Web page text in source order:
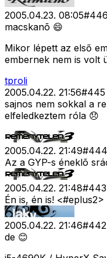
2005.04.23. 08:05#446
macskanõ 😄
Mikor lépett az első
embernek nem is volt
tproli
2005.04.22. 21:56#445
sajnos nem sokkal a
elfeledkeztem róla 😞
2005.04.22. 21:49#444
Az a GYP-s éneklõ
2005.04.22. 21:48#443
Én is, én is! <#eplus2>
2005.04.22. 21:46#442
de 😊